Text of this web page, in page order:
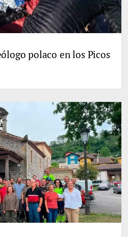
polaco en los Picos